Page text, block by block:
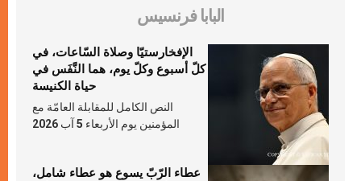
البابا فرنسيس
الإفخارستيّا وصلاة السّاعات، في
كلّ أسبوع وكلّ يوم، هما النَّفَس في
حياة الكنيسة
النص الكامل للمقابلة العامّة مع
المؤمنين يوم الأربعاء 5 آب 2026
عطاء الرّبّ يسوع هو عطاء شامل،